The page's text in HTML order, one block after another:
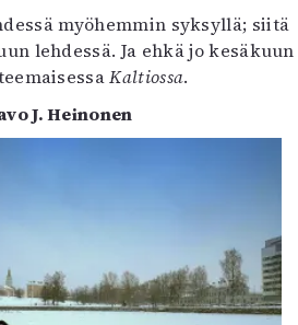
myöhemmin syksyllä; siitä
lehdessä. Ja ehkä jo kesäkuun
Kaltiossa.
J. Heinonen